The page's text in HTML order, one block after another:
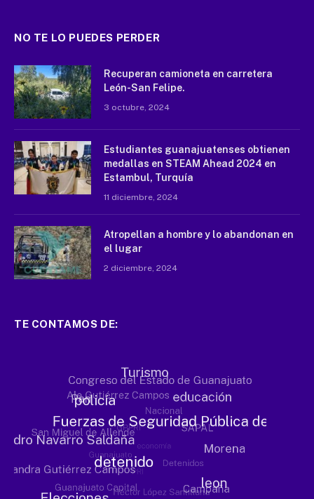
NO TE LO PUEDES PERDER
Recuperan camioneta en carretera
León-San Felipe.
3 octubre, 2024
Estudiantes guanajuatenses obtienen
medallas en STEAM Ahead 2024 en
Estambul, Turquía
11 diciembre, 2024
Atropellan a hombre y lo abandonan en
el lugar
2 diciembre, 2024
TE CONTAMOS DE: